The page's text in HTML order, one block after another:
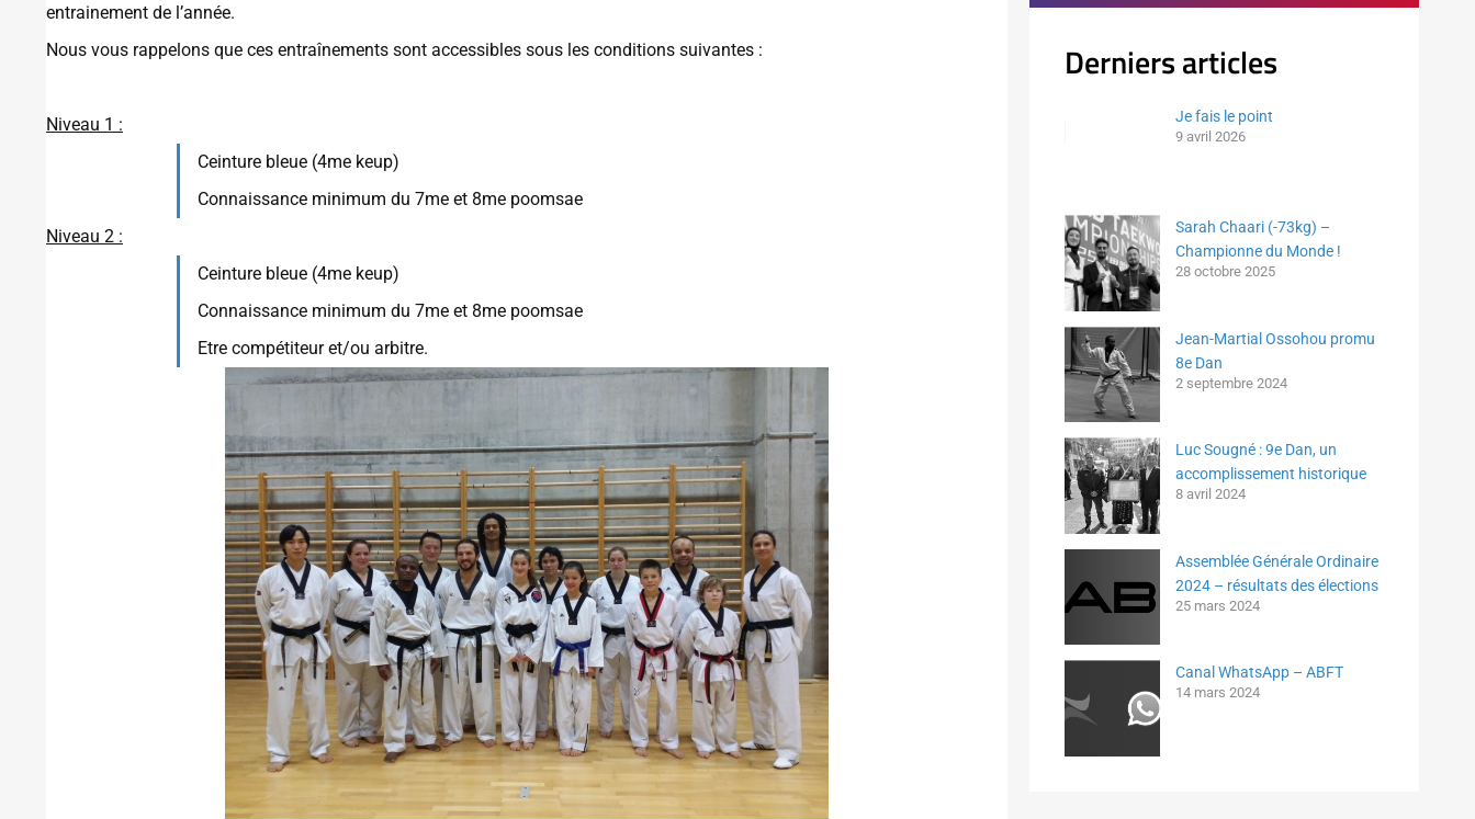
entrainement de l’année.
Nous vous rappelons que ces entraînements sont accessibles sous les conditions suivantes :
Niveau 1 :
Ceinture bleue (4me keup)
Connaissance minimum du 7me et 8me poomsae
Niveau 2 :
Ceinture bleue (4me keup)
Connaissance minimum du 7me et 8me poomsae
Etre compétiteur et/ou arbitre.
Derniers articles
Je fais le point
9 avril 2026
Sarah Chaari (-73kg) –
Championne du Monde !
28 octobre 2025
Jean-Martial Ossohou promu
8e Dan
2 septembre 2024
Luc Sougné : 9e Dan, un
accomplissement historique
8 avril 2024
Assemblée Générale Ordinaire
2024 – résultats des élections
25 mars 2024
Canal WhatsApp – ABFT
14 mars 2024